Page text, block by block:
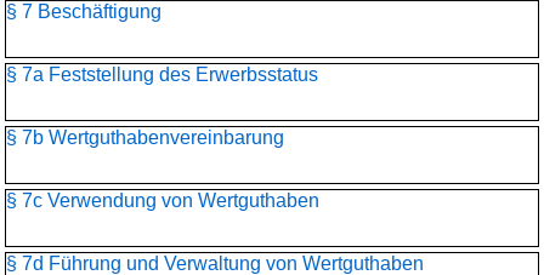
§ 7 Beschäftigung
§ 7a Feststellung des Erwerbsstatus
§ 7b Wertguthabenvereinbarung
§ 7c Verwendung von Wertguthaben
§ 7d Führung und Verwaltung von Wertguthaben